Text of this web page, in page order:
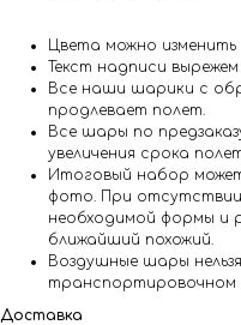
Цвета можно изменить
Текст надписи
Все наши шарики с
продлевает полет.
Все шары по
увеличения срока
Итоговый набор
фото. При
необходимой формы и
ближайший похожий.
Воздушные шары
транспортировочном
Доставка